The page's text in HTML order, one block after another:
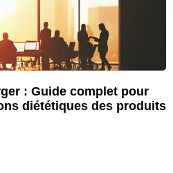
: Guide complet pour
diététiques des produits